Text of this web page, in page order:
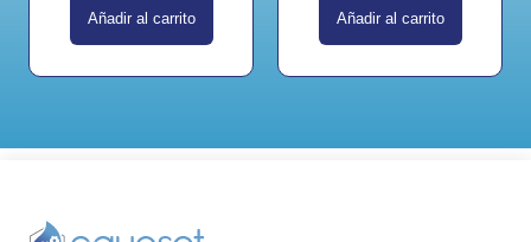
Añadir al carrito Añadir al carrito